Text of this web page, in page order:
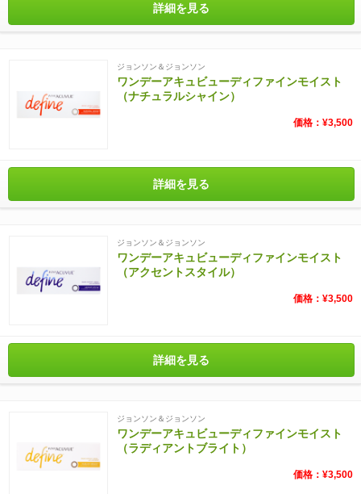
詳細を見る
ジョンソン＆ジョンソン
ワンデーアキュビューディファインモイスト
（ナチュラルシャイン）
価格：¥3,500
詳細を見る
ジョンソン＆ジョンソン
ワンデーアキュビューディファインモイスト
（アクセントスタイル）
価格：¥3,500
詳細を見る
ジョンソン＆ジョンソン
ワンデーアキュビューディファインモイスト
（ラディアントブライト）
価格：¥3,500